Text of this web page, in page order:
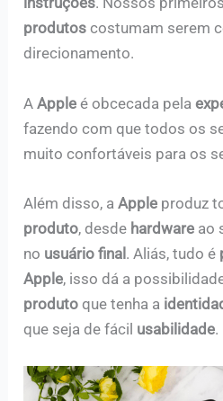
produtoscostumam serem
direcionamento.
AAppleé obcecada pela
fazendo com que todos os
muito confortáveis para os
Além disso, aApple produz
produto, desde hardware ao
no usuário final. Aliás, tudo é
Apple, isso dá a
produtoque tenha a
que seja de fácil usabilidade.